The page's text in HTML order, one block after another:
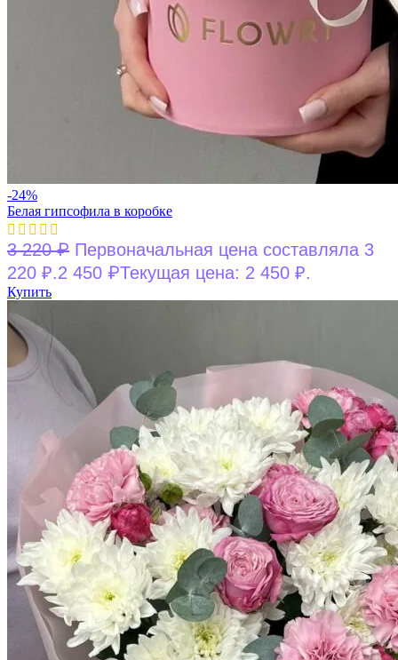
-24%
Белая гипсофила в коробке
3 220₽ Первоначальная цена составляла 3
220 ₽.2 450 ₽Текущая цена: 2 450 ₽.
Купить